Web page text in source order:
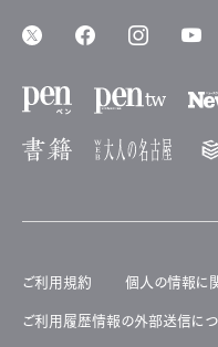
ご利用規約 個人の情報に
ご利用履歴情報の外部送信につ